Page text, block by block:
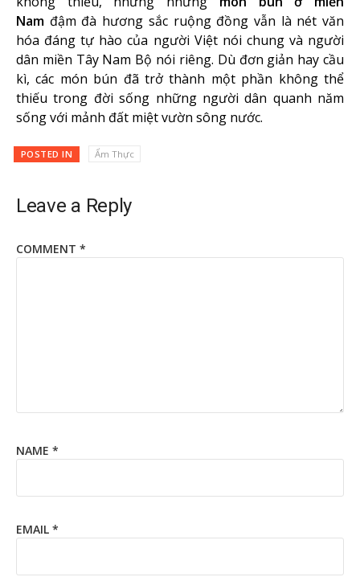
Nam đậm đà hương sắc ruộng đồng vẫn là nét văn
hóa đáng tự hào của người Việt nói chung và người
dân miền Tây Nam Bộ nói riêng. Dù đơn giản hay cầu
kì, các món bún đã trở thành một phần không thể
thiếu trong đời sống những người dân quanh năm
sống với mảnh đất miệt vườn sông nước.
POSTED IN Ẩm Thực
Leave a Reply
COMMENT *
NAME *
EMAIL *